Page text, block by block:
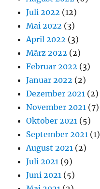
Juli 2022 (12)
Mai 2022 (3)
April 2022 (3)
März 2022 (2)
Februar 2022 (3)
Januar 2022 (2)
Dezember 2021 (2)
November 2021 (7)
Oktober 2021 (5)
September 2021 (1)
August 2021 (2)
Juli 2021 (9)
Juni 2021 (5)